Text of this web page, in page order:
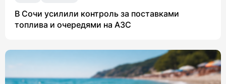
В Сочи усилили контроль за поставками
топлива и очередями на АЗС